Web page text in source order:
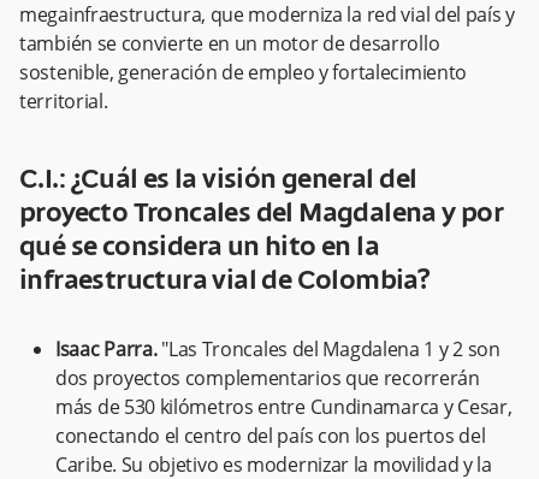
megainfraestructura, que moderniza la red vial del país y
también se convierte en un motor de desarrollo
sostenible, generación de empleo y fortalecimiento
territorial.
C.I.: ¿Cuál es la visión general del
proyecto Troncales del Magdalena y por
qué se considera un hito en la
infraestructura vial de Colombia?
Isaac Parra."Las Troncales del Magdalena 1 y 2 son
dos proyectos complementarios que recorrerán
más de 530 kilómetros entre Cundinamarca y Cesar,
conectando el centro del país con los puertos del
Caribe. Su objetivo es modernizar la movilidad y la